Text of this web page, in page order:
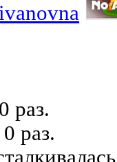
ivanovna
0 раз.
0 раз.